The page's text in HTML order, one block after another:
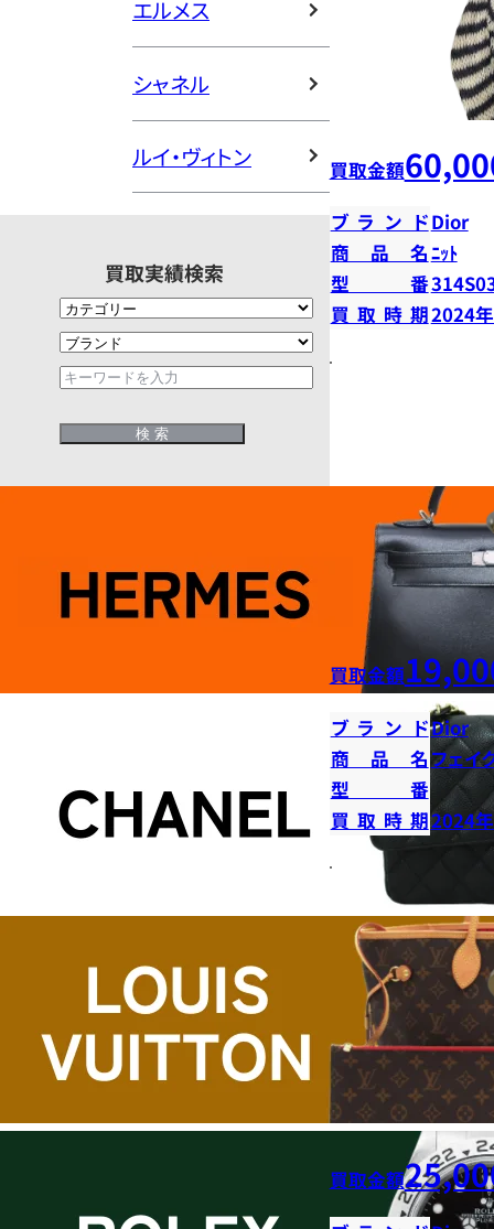
エルメス
シャネル
ルイ・ヴィトン
買取実績検索
買取金額
ブランドDior
商品名ﾆｯﾄ
型番
買取時期2024
買取金額
ブランドDior
商品名フェイ
型番
買取時期2024
買取金額